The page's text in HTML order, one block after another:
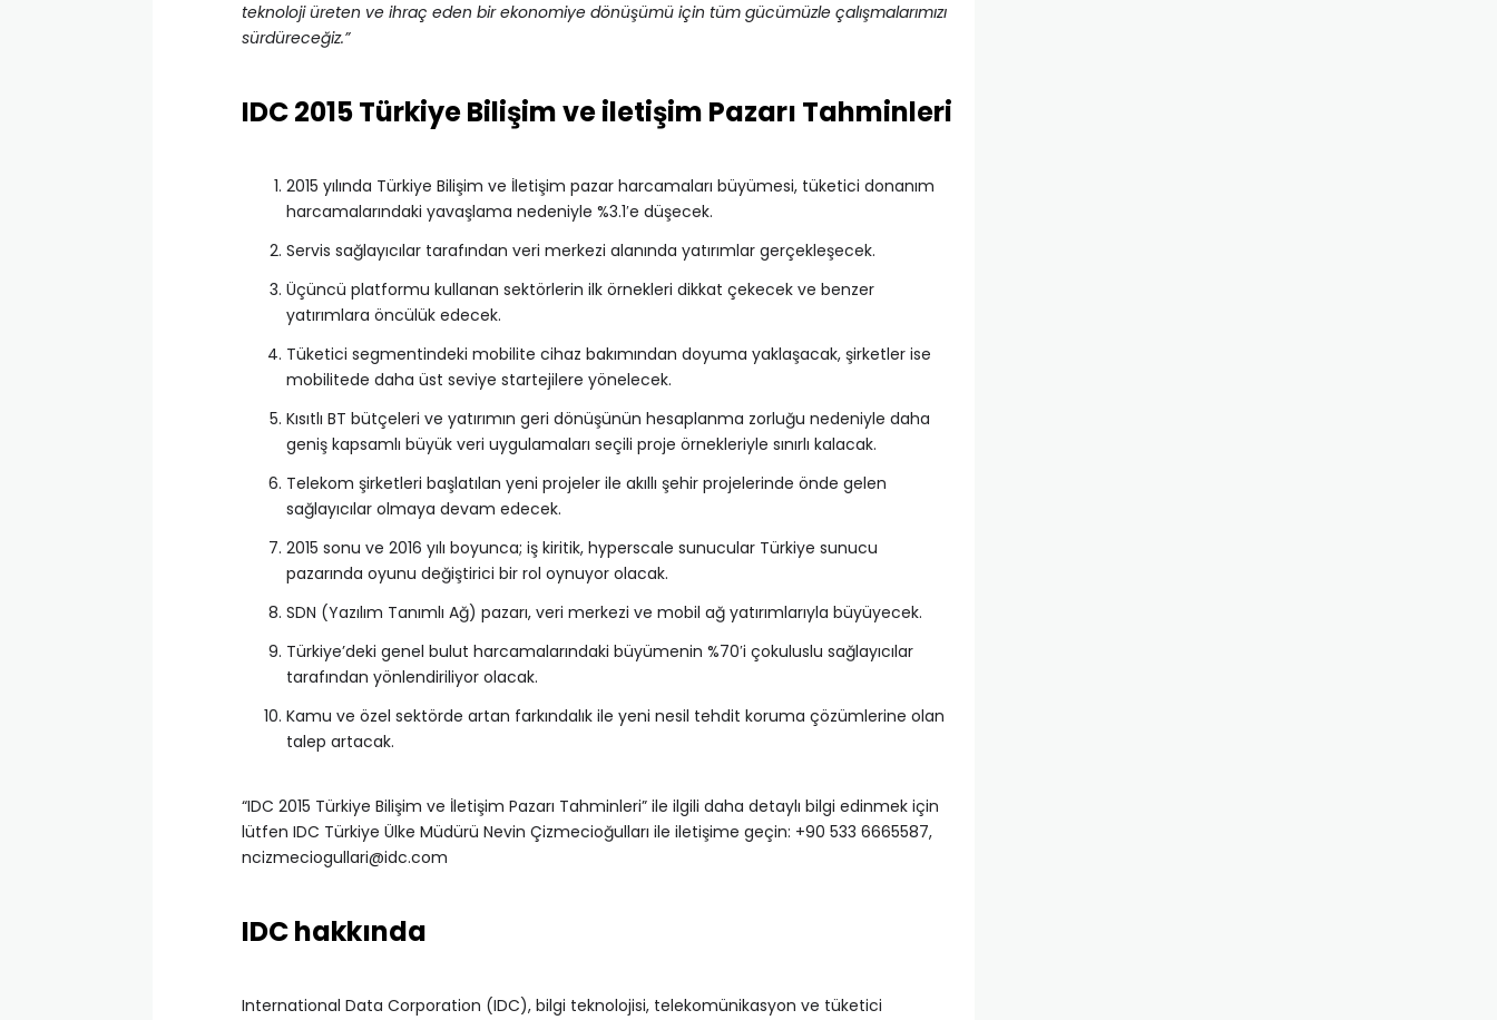
teknoloji üreten ve ihraç eden bir ekonomiye dönüşümü için tüm gücümüzle çalışmalarımızı
sürdüreceğiz.”
IDC 2015 Türkiye Bilişim ve iletişim Pazarı Tahminleri
2015 yılında Türkiye Bilişim ve İletişim pazar harcamaları büyümesi, tüketici donanım
harcamalarındaki yavaşlama nedeniyle %3.1′e düşecek.
Servis sağlayıcılar tarafından veri merkezi alanında yatırımlar gerçekleşecek.
Üçüncü platformu kullanan sektörlerin ilk örnekleri dikkat çekecek ve benzer
yatırımlara öncülük edecek.
Tüketici segmentindeki mobilite cihaz bakımından doyuma yaklaşacak, şirketler ise
mobilitede daha üst seviye startejilere yönelecek.
Kısıtlı BT bütçeleri ve yatırımın geri dönüşünün hesaplanma zorluğu nedeniyle daha
geniş kapsamlı büyük veri uygulamaları seçili proje örnekleriyle sınırlı kalacak.
Telekom şirketleri başlatılan yeni projeler ile akıllı şehir projelerinde önde gelen
sağlayıcılar olmaya devam edecek.
2015 sonu ve 2016 yılı boyunca; iş kiritik, hyperscale sunucular Türkiye sunucu
pazarında oyunu değiştirici bir rol oynuyor olacak.
SDN (Yazılım Tanımlı Ağ) pazarı, veri merkezi ve mobil ağ yatırımlarıyla büyüyecek.
Türkiye’deki genel bulut harcamalarındaki büyümenin %70′i çokuluslu sağlayıcılar
tarafından yönlendiriliyor olacak.
Kamu ve özel sektörde artan farkındalık ile yeni nesil tehdit koruma çözümlerine olan
talep artacak.
“IDC 2015 Türkiye Bilişim ve İletişim Pazarı Tahminleri” ile ilgili daha detaylı bilgi edinmek için
lütfen IDC Türkiye Ülke Müdürü Nevin Çizmecioğulları ile iletişime geçin: +90 533 6665587,
ncizmeciogullari@idc.com
IDC hakkında
International Data Corporation (IDC), bilgi teknolojisi, telekomünikasyon ve tüketici